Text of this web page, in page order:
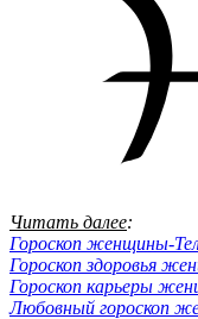
Читать далее:
Гороскоп женщины-
Гороскоп здоровья
Гороскоп карьеры
Любовный гороскоп